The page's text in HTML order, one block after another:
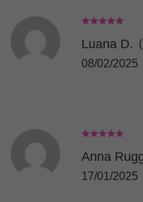
Luana D.
08/02/2025
Anna
17/01/2025